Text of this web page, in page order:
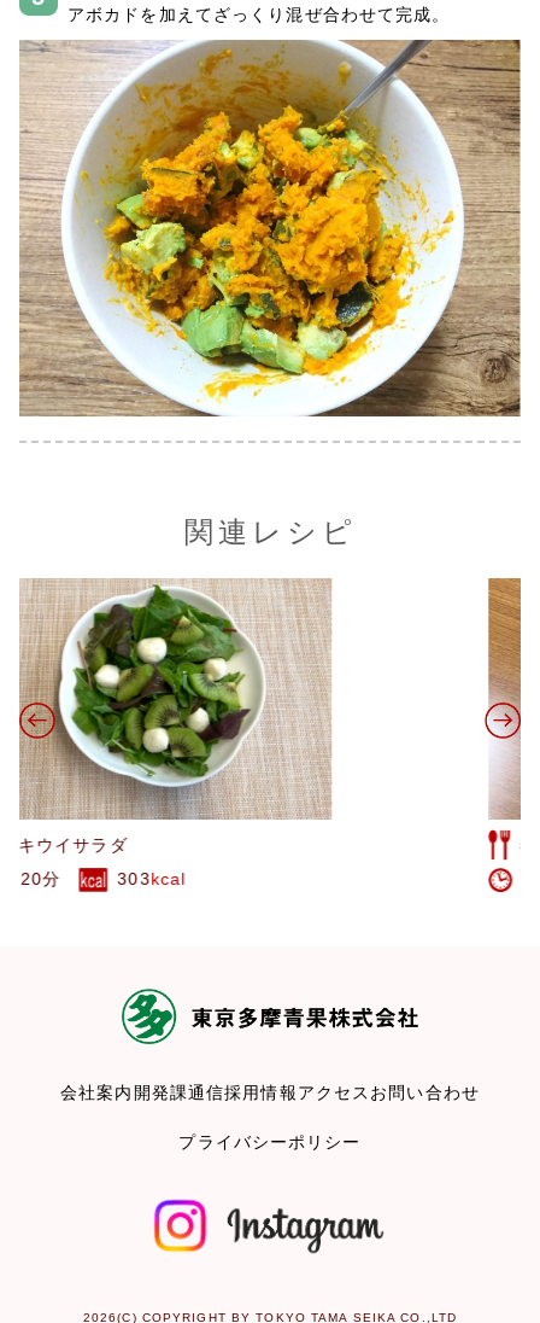
アボカドを加えてざっくり混ぜ合わせて完成。
関連レシピ
15分
会社案内 開発課通信採用情報アクセス お問い合わせ
プライバシーポリシー
2026(C) COPYRIGHT BY TOKYO TAMA SEIKA CO.,LTD